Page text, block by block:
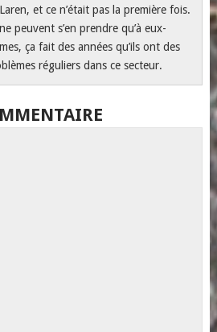
et ce n’était pas la première fois.
peuvent s’en prendre qu’à eux-
ça fait des années qu’ils ont des
réguliers dans ce secteur.